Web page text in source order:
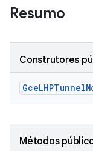
Resumo
Construtores
GceLHPTunnel
Métodos